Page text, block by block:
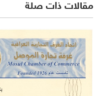
مقالات ذات صلة